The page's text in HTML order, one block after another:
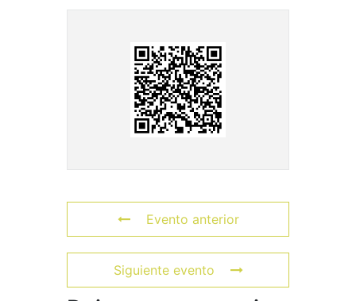
Evento anterior
Siguiente evento